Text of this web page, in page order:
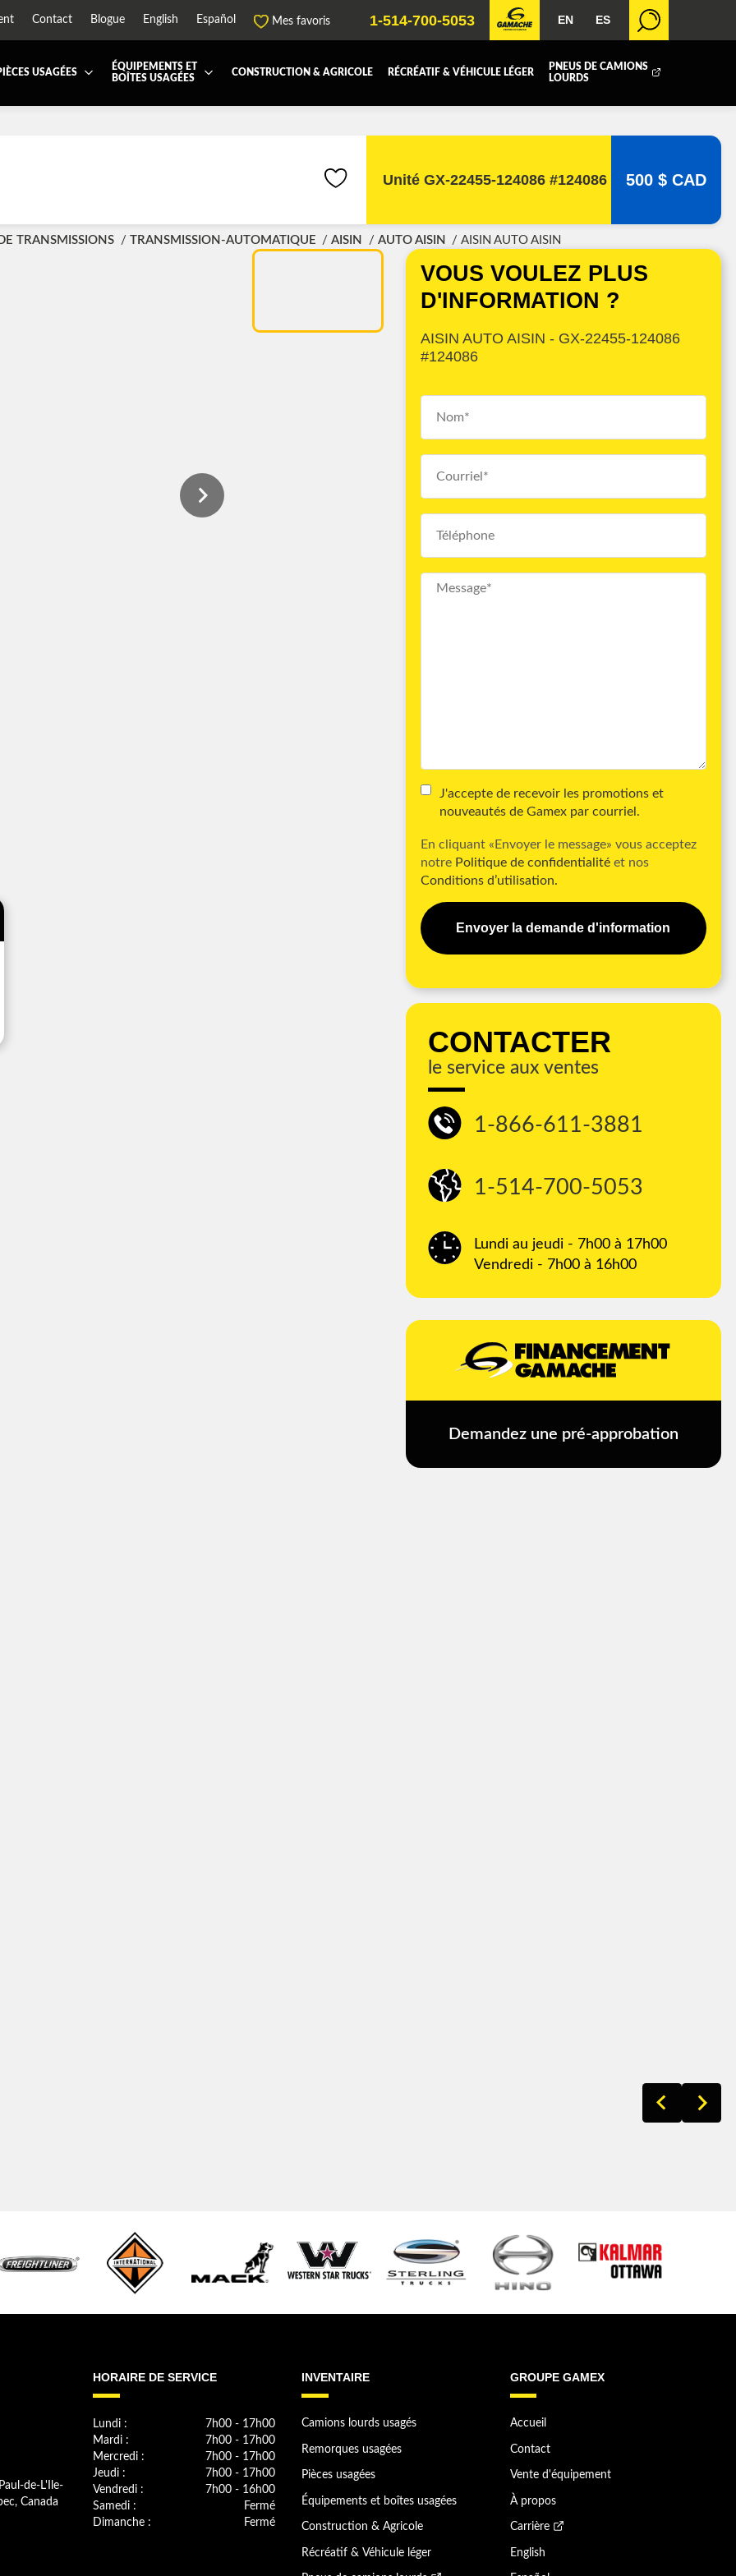
Contact Blogue English Español Mes favoris 1-514-700-5053 EN ES
USAGÉES
HIAB-AND-BOOM
DE CABINE
SYSTÈME POST-TRAITEMENT (DEF/DPF)
ÉQUIPEMENTS ET
BOÎTES USAGÉES
CONSTRUCTION & AGRICOLE RÉCRÉATIF & VÉHICULE LÉGER
PNEUS DE CAMIONS
LOURDS
Unité GX-22455-124086 #124086 500 $ CAD
TRANSMISSIONS TRANSMISSION-AUTOMATIQUE AISIN AUTO AISIN AISIN AUTO AISIN
VOUS VOULEZ PLUS
D'INFORMATION ?
AISIN AUTO AISIN - GX-22455-124086
#124086
J'accepte de recevoir les promotions et
nouveautés de Gamex par courriel.
En cliquant «Envoyer le message» vous acceptez
notre Politique de confidentialitéet nos
Conditions d’utilisation.
Envoyer la demande d'information
CONTACTER
le service aux ventes
1-866-611-3881
1-514-700-5053
Lundi au jeudi - 7h00 à 17h00
Vendredi - 7h00 à 16h00
Demandez une pré-approbation
de-L'Ile-
Canada
HORAIRE DE SERVICE
Lundi :
7h00 - 17h00
Mardi :
7h00 - 17h00
Mercredi :
7h00 - 17h00
Jeudi :
7h00 - 17h00
Vendredi :
7h00 - 16h00
Samedi :
Fermé
Dimanche :
Fermé
INVENTAIRE
Camions lourds usagés
Remorques usagées
Pièces usagées
Équipements et boîtes usagées
Construction & Agricole
Récréatif & Véhicule léger
GROUPE GAMEX
Accueil
Contact
Vente d'équipement
À propos
Carrière
English